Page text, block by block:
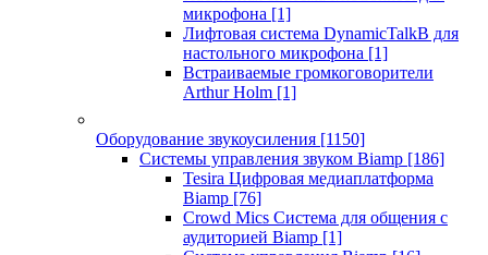
микрофона [1]
Лифтовая система DynamicTalkB для
настольного микрофона [1]
Встраиваемые громкоговорители
Arthur Holm [1]
Оборудование звукоусиления [1150]
Системы управления звуком Biamp [186]
Tesira Цифровая медиаплатформа
Biamp [76]
Crowd Mics Система для общения с
аудиторией Biamp [1]